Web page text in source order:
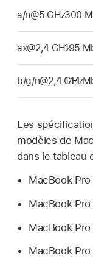
a/n@5 GHz300
ax@2,4 GHz195
b/g/n@2,4 GHz
144
Les
modèles de
dans le tableau
MacBook Pro
MacBook Pro
MacBook Pro
MacBook Pro